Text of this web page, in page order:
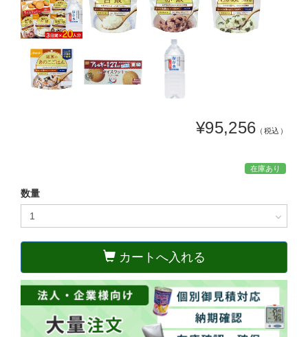
¥95,256 （税込）
在庫あり
数量
カートへ入れる